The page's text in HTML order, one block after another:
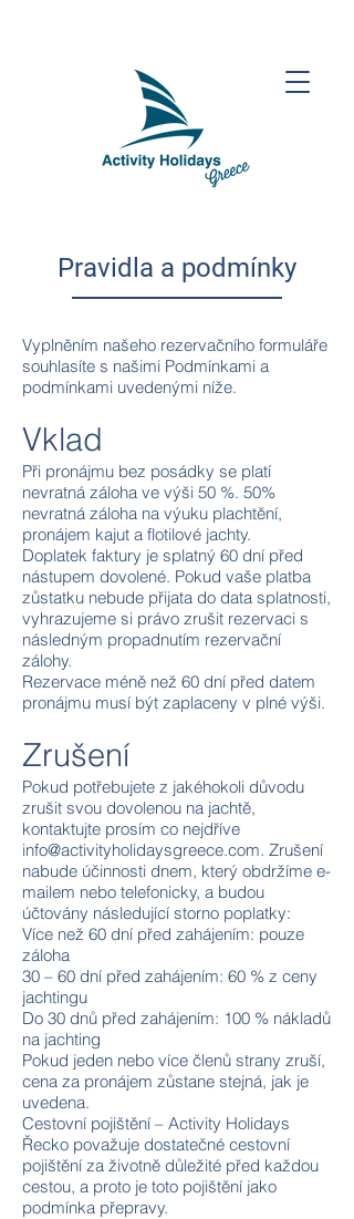
Pravidla a podmínky
Vyplněním našeho rezervačního formuláře
souhlasíte s našimi Podmínkami a
podmínkami uvedenými níže.
Vklad
Při pronájmu bez posádky se platí
nevratná záloha ve výši 50 %. 50%
nevratná záloha na výuku plachtění,
pronájem kajut a flotilové jachty.
Doplatek faktury je splatný 60 dní před
nástupem dovolené. Pokud vaše platba
zůstatku nebude přijata do data splatnosti,
vyhrazujeme si právo zrušit rezervaci s
následným propadnutím rezervační
zálohy.
Rezervace méně než 60 dní před datem
pronájmu musí být zaplaceny v plné výši.
Zrušení
Pokud potřebujete z jakéhokoli důvodu
zrušit svou dovolenou na jachtě,
kontaktujte prosím co nejdříve
info@activityholidaysgreece.com. Zrušení
nabude účinnosti dnem, který obdržíme e-
mailem nebo telefonicky, a budou
účtovány následující storno poplatky:
Více než 60 dní před zahájením: pouze
záloha
30 – 60 dní před zahájením: 60 % z ceny
jachtingu
Do 30 dnů před zahájením: 100 % nákladů
na jachting
Pokud jeden nebo více členů strany zruší,
cena za pronájem zůstane stejná, jak je
uvedena.
Cestovní pojištění – Activity Holidays
Řecko považuje dostatečné cestovní
pojištění za životně důležité před každou
cestou, a proto je toto pojištění jako
podmínka přepravy.